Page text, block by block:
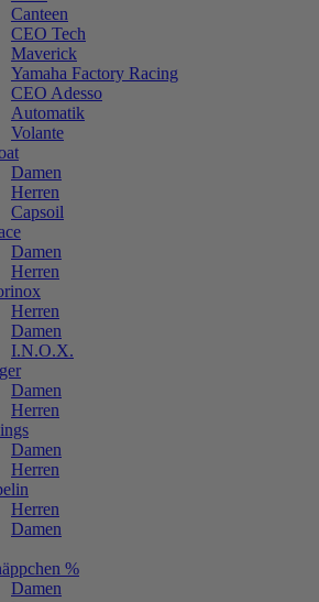
Canteen
CEO Tech
Maverick
Yamaha Factory Racing
CEO Adesso
Automatik
Volante
Damen
Herren
Capsoil
Damen
Herren
Herren
Damen
I.N.O.X.
Damen
Herren
Damen
Herren
Herren
Damen
%
Damen